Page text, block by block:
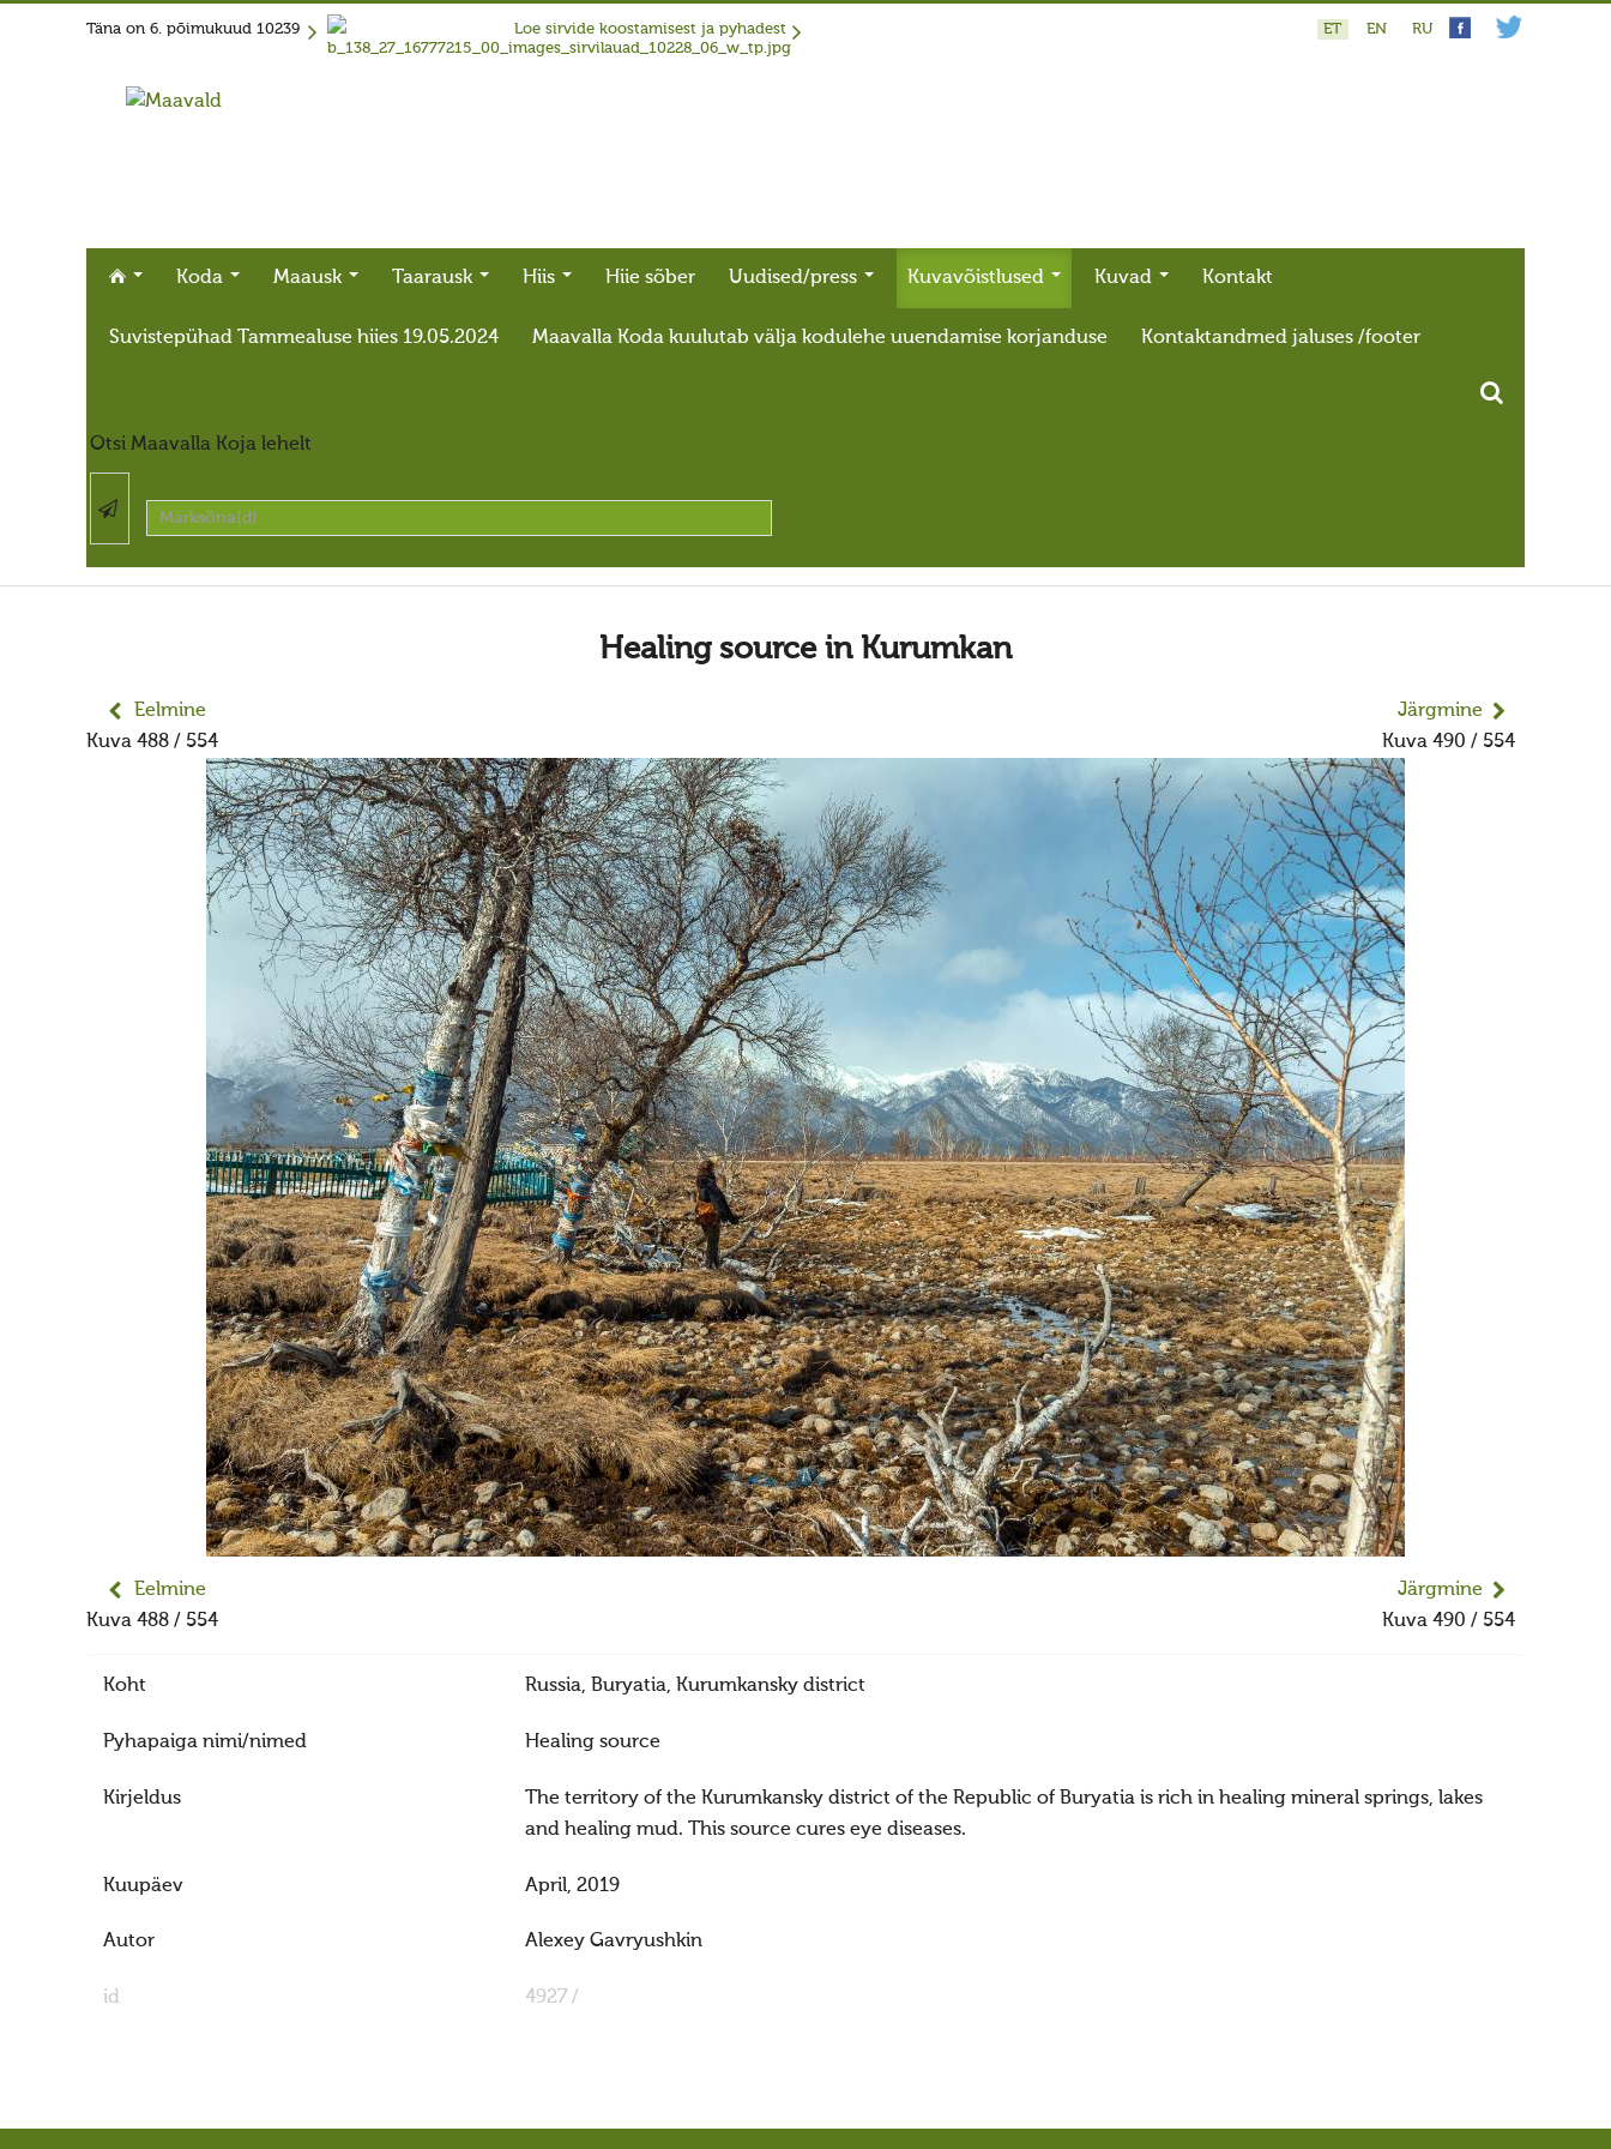
Täna on 6. põimukuud 10239 Loe sirvide koostamisest ja pyhadest ET EN RU
Koda Maausk Taarausk Hiis Hiie sõber Uudised/press Kuvavõistlused Kuvad Kontakt
Suvistepühad Tammealuse hiies 19.05.2024 Maavalla Koda kuulutab välja kodulehe uuendamise korjanduse Kontaktandmed jaluses /footer
Otsi Maavalla Koja lehelt
Healing source in Kurumkan
Eelmine
Kuva 488 / 554
Järgmine
Kuva 490 / 554
Eelmine
Kuva 488 / 554
Järgmine
Kuva 490 / 554
Koht Russia, Buryatia, Kurumkansky district
Pyhapaiga nimi/nimed Healing source
Kirjeldus
The territory of the Kurumkansky district of the Republic of Buryatia is rich in healing mineral springs, lakes
and healing mud. This source cures eye diseases.
Kuupäev April, 2019
Autor Alexey Gavryushkin
id 4927 /